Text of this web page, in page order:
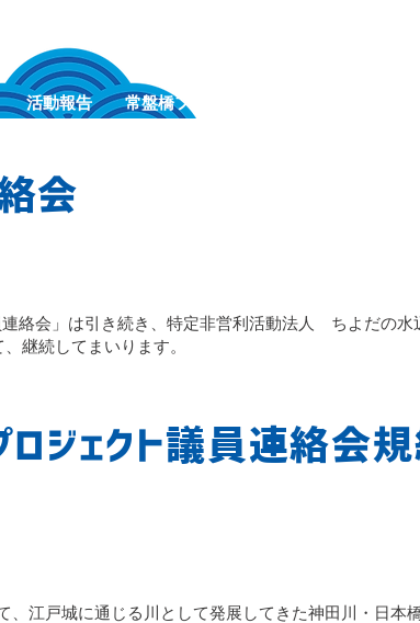
活動報告 常盤橋フォーラム
会
連絡会」は引き続き、特定非営利活動法人 ちよだの
継続してまいります。
ロジェクト議員連絡会
、江戸城に通じる川として発展してきた神田川・日本